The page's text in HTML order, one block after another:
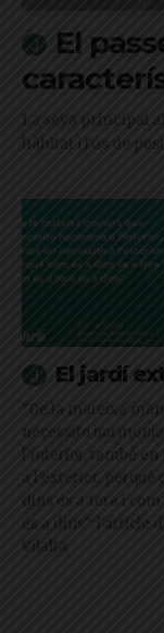
El
La seva principal
hàbitat i l'ús de
El jardí
"De la mateixa
necessito harmonia
l’interior, també en
a l’exterior, perquè
dins és a fora i com
és a dins": l'article
Vilalta